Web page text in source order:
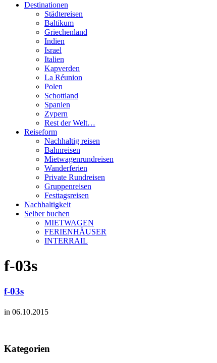
Destinationen
Städtereisen
Baltikum
Griechenland
Indien
Israel
Italien
Kapverden
La Réunion
Polen
Schottland
Spanien
Zypern
Rest der Welt…
Reiseform
Nachhaltig reisen
Bahnreisen
Mietwagenrundreisen
Wanderferien
Private Rundreisen
Gruppenreisen
Festtagsreisen
Nachhaltigkeit
Selber buchen
MIETWAGEN
FERIENHÄUSER
INTERRAIL
f-03s
f-03s
in 06.10.2015
Kategorien